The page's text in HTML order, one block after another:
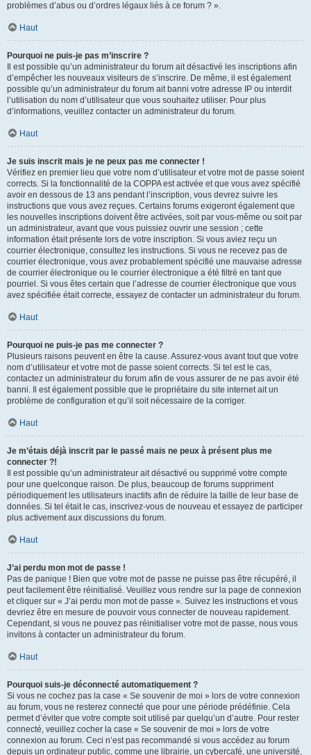
problèmes d’abus ou d’ordres légaux liés à ce forum ? ».
Haut
Pourquoi ne puis-je pas m’inscrire ?
Il est possible qu’un administrateur du forum ait désactivé les inscriptions afin
d’empêcher les nouveaux visiteurs de s’inscrire. De même, il est également
possible qu’un administrateur du forum ait banni votre adresse IP ou interdit
l’utilisation du nom d’utilisateur que vous souhaitez utiliser. Pour plus
d’informations, veuillez contacter un administrateur du forum.
Haut
Je suis inscrit mais je ne peux pas me connecter !
Vérifiez en premier lieu que votre nom d’utilisateur et votre mot de passe soient
corrects. Si la fonctionnalité de la COPPA est activée et que vous avez spécifié
avoir en dessous de 13 ans pendant l’inscription, vous devrez suivre les
instructions que vous avez reçues. Certains forums exigeront également que
les nouvelles inscriptions doivent être activées, soit par vous-même ou soit par
un administrateur, avant que vous puissiez ouvrir une session ; cette
information était présente lors de votre inscription. Si vous aviez reçu un
courrier électronique, consultez les instructions. Si vous ne recevez pas de
courrier électronique, vous avez probablement spécifié une mauvaise adresse
de courrier électronique ou le courrier électronique a été filtré en tant que
pourriel. Si vous êtes certain que l’adresse de courrier électronique que vous
avez spécifiée était correcte, essayez de contacter un administrateur du forum.
Haut
Pourquoi ne puis-je pas me connecter ?
Plusieurs raisons peuvent en être la cause. Assurez-vous avant tout que votre
nom d’utilisateur et votre mot de passe soient corrects. Si tel est le cas,
contactez un administrateur du forum afin de vous assurer de ne pas avoir été
banni. Il est également possible que le propriétaire du site internet ait un
problème de configuration et qu’il soit nécessaire de la corriger.
Haut
Je m’étais déjà inscrit par le passé mais ne peux à présent plus me
connecter ?!
Il est possible qu’un administrateur ait désactivé ou supprimé votre compte
pour une quelconque raison. De plus, beaucoup de forums suppriment
périodiquement les utilisateurs inactifs afin de réduire la taille de leur base de
données. Si tel était le cas, inscrivez-vous de nouveau et essayez de participer
plus activement aux discussions du forum.
Haut
J’ai perdu mon mot de passe !
Pas de panique ! Bien que votre mot de passe ne puisse pas être récupéré, il
peut facilement être réinitialisé. Veuillez vous rendre sur la page de connexion
et cliquer sur « J’ai perdu mon mot de passe ». Suivez les instructions et vous
devriez être en mesure de pouvoir vous connecter de nouveau rapidement.
Cependant, si vous ne pouvez pas réinitialiser votre mot de passe, nous vous
invitons à contacter un administrateur du forum.
Haut
Pourquoi suis-je déconnecté automatiquement ?
Si vous ne cochez pas la case « Se souvenir de moi » lors de votre connexion
au forum, vous ne resterez connecté que pour une période prédéfinie. Cela
permet d’éviter que votre compte soit utilisé par quelqu’un d’autre. Pour rester
connecté, veuillez cocher la case « Se souvenir de moi » lors de votre
connexion au forum. Ceci n’est pas recommandé si vous accédez au forum
depuis un ordinateur public, comme une librairie, un cybercafé, une université,